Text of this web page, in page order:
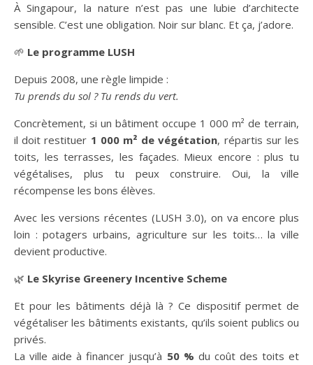
À Singapour, la nature n’est pas une lubie d’architecte
sensible. C’est une obligation. Noir sur blanc. Et ça, j’adore.
🌱 Le programme LUSH
Depuis 2008, une règle limpide :
Tu prends du sol ? Tu rends du vert.
Concrètement, si un bâtiment occupe 1 000 m² de terrain,
il doit restituer 1 000 m² de végétation, répartis sur les
toits, les terrasses, les façades. Mieux encore : plus tu
végétalises, plus tu peux construire. Oui, la ville
récompense les bons élèves.
Avec les versions récentes (LUSH 3.0), on va encore plus
loin : potagers urbains, agriculture sur les toits… la ville
devient productive.
🌿 Le Skyrise Greenery Incentive Scheme
Et pour les bâtiments déjà là ? Ce dispositif permet de
végétaliser les bâtiments existants, qu’ils soient publics ou
privés.
La ville aide à financer jusqu’à 50 % du coût des toits et